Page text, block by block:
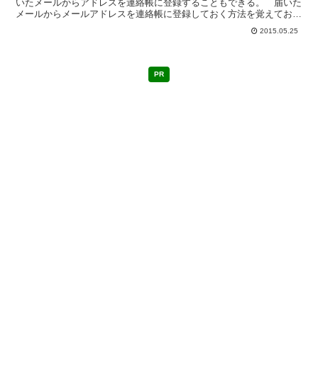
いたメールからアドレスを連絡帳に登録することもできる。 届いた
メールからメールアドレスを連絡帳に登録しておく方法を覚えておく
と同じ人にメールをを出すときに便利だ。 ちなみに連絡帳...2015.05.25
PR